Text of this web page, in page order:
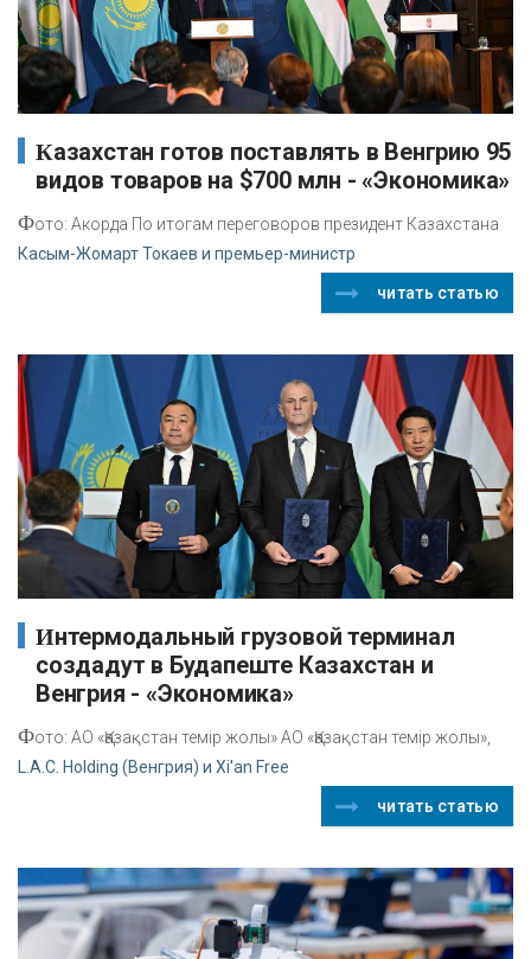
Казахстан готов поставлять в Венгрию 95
видов товаров на $700 млн - «Экономика»
Фото: Акорда По итогам переговоров президент Казахстана
Касым-Жомарт Токаев и премьер-министр
читать статью
Интермодальный грузовой терминал
создадут в Будапеште Казахстан и
Венгрия - «Экономика»
Фото: АО «Қазақстан темір жолы» АО «Қазақстан темір жолы»,
L.A.C. Holding (Венгрия) и Xi'an Free
читать статью